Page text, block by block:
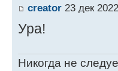
creator 23 дек
Ура!
Никогда не